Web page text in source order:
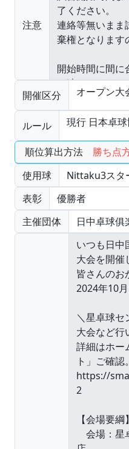
注意
開催区分 オープン大
ルール
現行 日本卓
順位算出方法 勝ち点
使用球
Nittaku3スタ
表彰
優勝者
主催団体
日中卓球俱